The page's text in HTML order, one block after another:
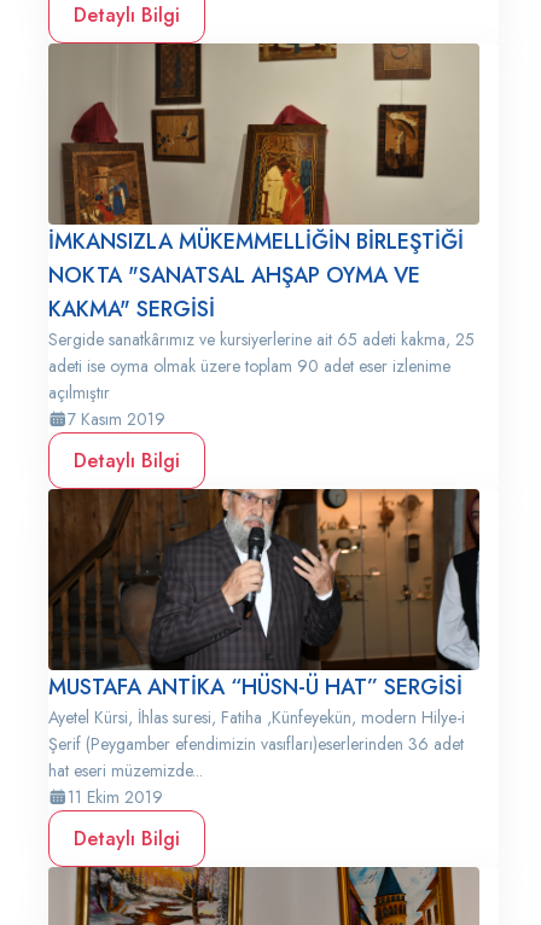
Detaylı Bilgi
İMKANSIZLA MÜKEMMELLİĞİN BİRLEŞTİĞİ
NOKTA "SANATSAL AHŞAP OYMA VE
KAKMA" SERGİSİ
Sergide sanatkârımız ve kursiyerlerine ait 65 adeti kakma, 25
adeti ise oyma olmak üzere toplam 90 adet eser izlenime
açılmıştır
7 Kasım 2019
Detaylı Bilgi
MUSTAFA ANTİKA “HÜSN-Ü HAT” SERGİSİ
Ayetel Kürsi, İhlas suresi, Fatiha ,Künfeyekün, modern Hilye-i
Şerif (Peygamber efendimizin vasıfları)eserlerinden 36 adet
hat eseri müzemizde...
11 Ekim 2019
Detaylı Bilgi